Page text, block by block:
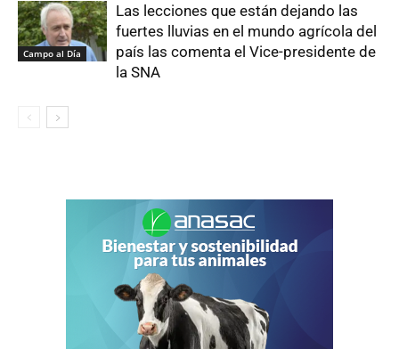
Campo al Día
Las lecciones que están dejando las
fuertes lluvias en el mundo agrícola del
país las comenta el Vice-presidente de
la SNA